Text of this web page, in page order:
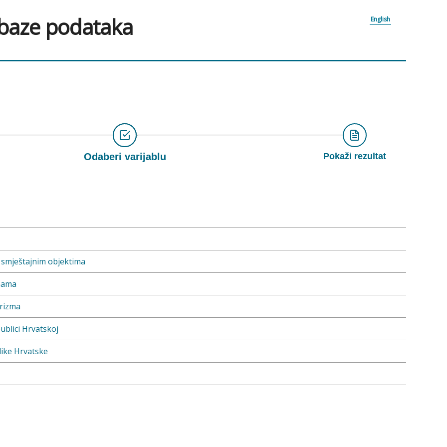
podataka English
Odaberi varijablu Pokaži rezultat
objektima
Hrvatskoj
Hrvatske